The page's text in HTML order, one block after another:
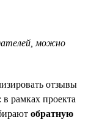
можно
отзывы
рамках проекта
обратную